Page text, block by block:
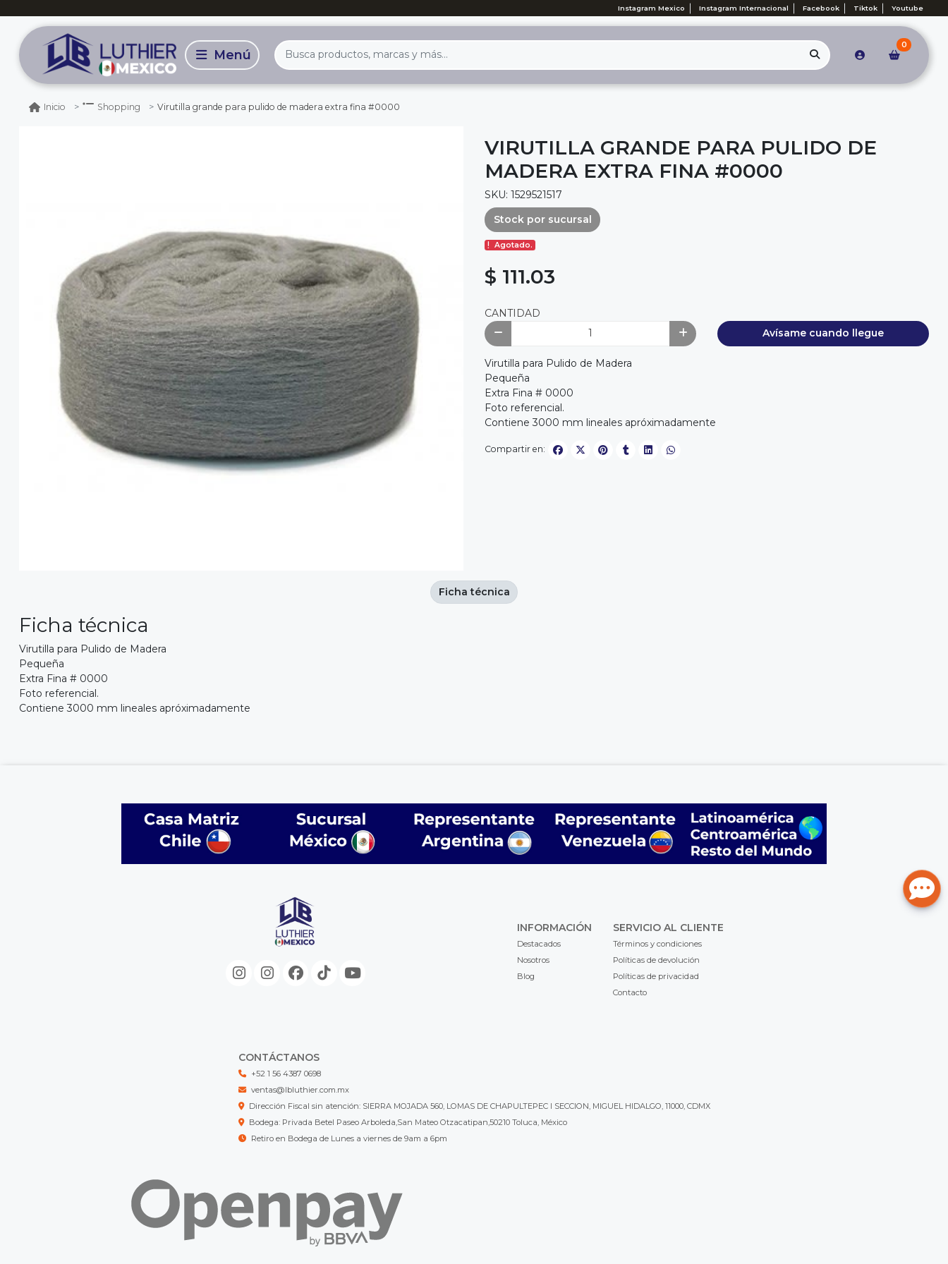
Instagram Mexico Instagram Internacional Facebook Tiktok Youtube
0
Inicio Shopping Virutilla grande para pulido de madera extra fina #0000
VIRUTILLA GRANDE PARA PULIDO DE
MADERA EXTRA FINA #0000
SKU: 1529521517
Stock por sucursal
Agotado.
$ 111.03
CANTIDAD
Avísame cuando llegue
Virutilla para Pulido de Madera
Pequeña
Extra Fina # 0000
Foto referencial.
Contiene 3000 mm lineales apróximadamente
Compartir en:
Ficha técnica
Virutilla para Pulido de Madera
Pequeña
Extra Fina # 0000
Foto referencial.
Contiene 3000 mm lineales apróximadamente
Ficha técnica
INFORMACIÓN
Destacados
Nosotros
Blog
SERVICIO AL CLIENTE
Términos y condiciones
Políticas de devolución
Políticas de privacidad
Contacto
CONTÁCTANOS
+52 1 56 4387 0698
ventas@lbluthier.com.mx
Dirección Fiscal sin atención: SIERRA MOJADA 560, LOMAS DE CHAPULTEPEC I SECCION, MIGUEL HIDALGO, 11000, CDMX
Bodega: Privada Betel Paseo Arboleda,San Mateo Otzacatipan,50210 Toluca, México
Retiro en Bodega de Lunes a viernes de 9am a 6pm